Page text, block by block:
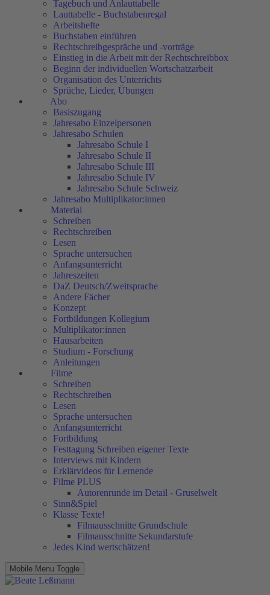
Tagebuch und Anlauttabelle
Lauttabelle - Buchstabenregal
Arbeitshefte
Buchstaben einführen
Rechtschreibgespräche und -vorträge
Einstieg in die Arbeit mit der Rechtschreibbox
Beginn der individuellen Wortschatzarbeit
Organisation des Unterrichts
Sprüche, Lieder, Übungen
Abo
Basiszugang
Jahresabo Einzelpersonen
Jahresabo Schulen
Jahresabo Schule I
Jahresabo Schule II
Jahresabo Schule III
Jahresabo Schule IV
Jahresabo Schule Schweiz
Jahresabo Multiplikator:innen
Material
Schreiben
Rechtschreiben
Lesen
Sprache untersuchen
Anfangsunterricht
Jahreszeiten
DaZ Deutsch/Zweitsprache
Andere Fächer
Konzept
Fortbildungen Kollegium
Multiplikator:innen
Hausarbeiten
Studium - Forschung
Anleitungen
Filme
Schreiben
Rechtschreiben
Lesen
Sprache untersuchen
Anfangsunterricht
Fortbildung
Festtagung Schreiben eigener Texte
Interviews mit Kindern
Erklärvideos für Lernende
Filme PLUS
Autorenrunde im Detail - Gruselwelt
Sinn&Spiel
Klasse Texte!
Filmausschnitte Grundschule
Filmausschnitte Sekundarstufe
Jedes Kind wertschätzen!
Mobile Menu Toggle